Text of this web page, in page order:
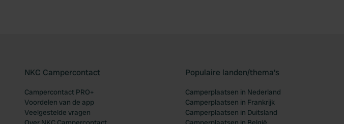
NKC Campercontact
Campercontact PRO+
Voordelen van de app
Veelgestelde vragen
Populaire landen/thema's
Camperplaatsen in Nederland
Camperplaatsen in Frankrijk
Camperplaatsen in Duitsland